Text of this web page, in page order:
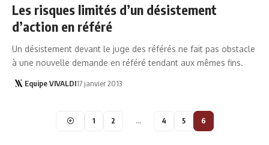
Les risques limités d’un désistement
d’action en référé
Un désistement devant le juge des référés ne fait pas obstacle
à une nouvelle demande en référé tendant aux mêmes fins.
Equipe VIVALDI17 janvier 2013
1 2 … 4 5 6